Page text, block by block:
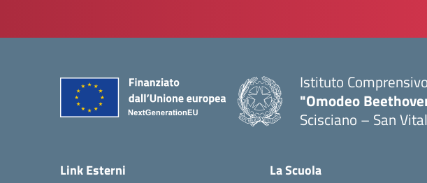
Istituto
"Omodeo
Scisciano – San
Link Esterni La Scuola